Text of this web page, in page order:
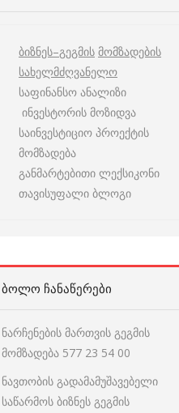
ბიზნეს–გეგმის მომზადების
სახელმძღვანელო
საფინანსო ანალიზი
ინვესტორის მოზიდვა
საინვესტიციო პროექტის
მომზადება
განმარტებითი ლექსიკონი
თავისუფალი ბლოგი
ᲑᲝᲚᲝ ᲩᲐᲜᲐᲬᲔᲠᲔᲑᲘ
ნარჩენების მართვის გეგმის
მომზადება 577 23 54 00
ნავთობის გადამამუშავებელი
საწარმოს ბიზნეს გეგმის